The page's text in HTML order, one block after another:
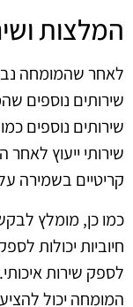
המלצות
לאחר שהמומחה
שירותים נוספים
שירותים נוספים
שירותי ייעוץ לאחר
קריטיים בשמירה
כמו כן, מומלץ
חיוביות יכולות
לספק שירות
המומחה יכול